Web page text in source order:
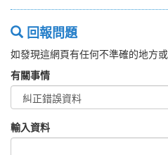
回報問題
如發現這網頁有任何不準確的地方
有關事情
輸入資料